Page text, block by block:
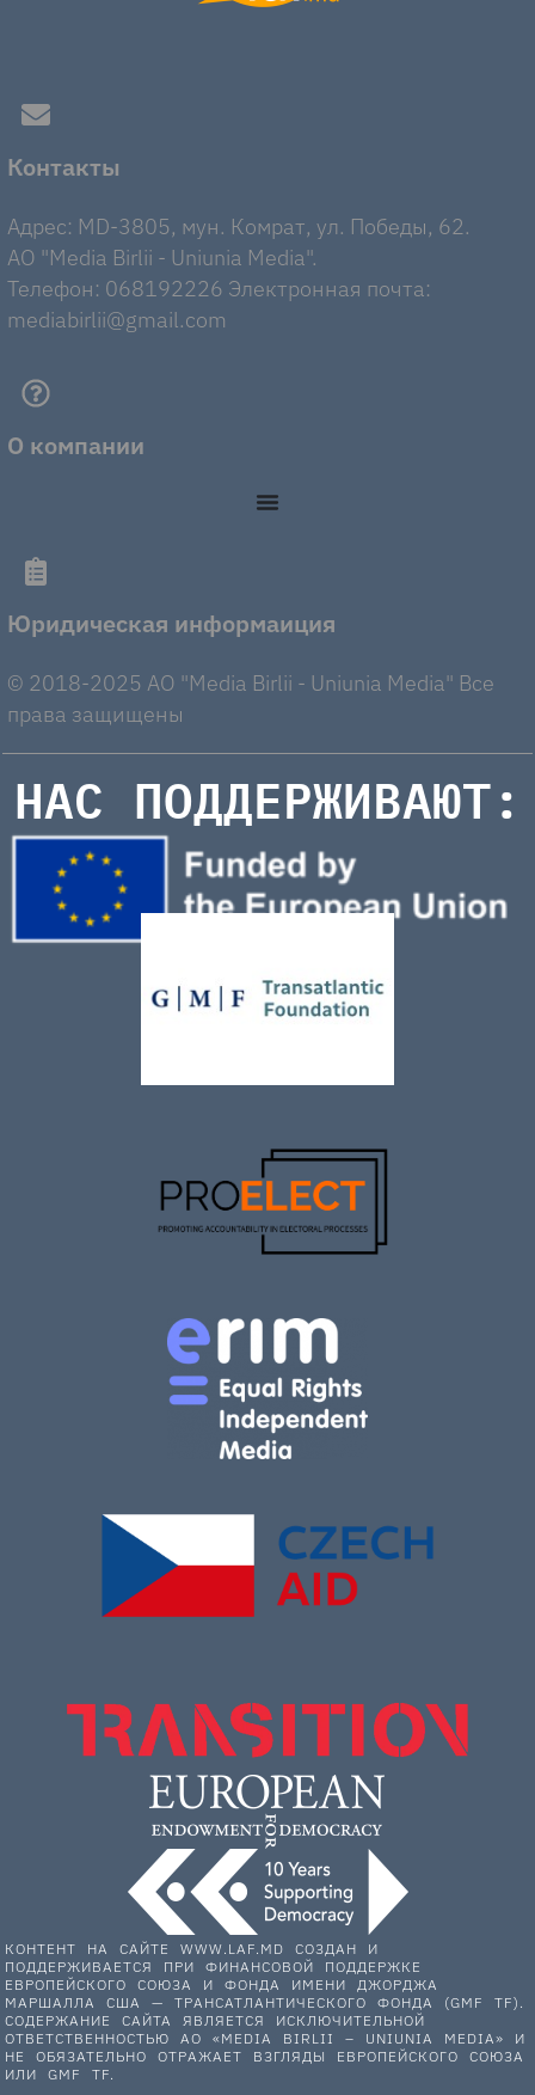
Контакты
Адрес: MD-3805, мун. Комрат, ул. Победы, 62.
AO "Media Birlii - Uniunia Media".
Телефон: 068192226 Электронная почта:
mediabirlii@gmail.com
О компании
Юридическая информаиция
© 2018-2025 AO "Media Birlii - Uniunia Media" Все
права защищены
НАС ПОДДЕРЖИВАЮТ:
КОНТЕНТ НА САЙТЕ WWW.LAF.MD СОЗДАН И
ПОДДЕРЖИВАЕТСЯ ПРИ ФИНАНСОВОЙ ПОДДЕРЖКЕ
ЕВРОПЕЙСКОГО СОЮЗА И ФОНДА ИМЕНИ ДЖОРДЖА
МАРШАЛЛА США — ТРАНСАТЛАНТИЧЕСКОГО ФОНДА (GMF TF).
СОДЕРЖАНИЕ САЙТА ЯВЛЯЕТСЯ ИСКЛЮЧИТЕЛЬНОЙ
ОТВЕТСТВЕННОСТЬЮ АО «MEDIA BIRLII – UNIUNIA MEDIA» И
НЕ ОБЯЗАТЕЛЬНО ОТРАЖАЕТ ВЗГЛЯДЫ ЕВРОПЕЙСКОГО СОЮЗА
ИЛИ GMF TF.